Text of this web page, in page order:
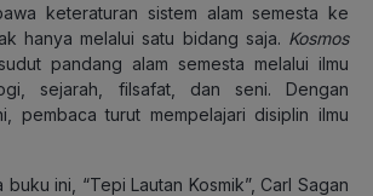
keteraturan sistem alam semesta ke
hanya melalui satu bidang saja. Kosmos
pandang alam semesta melalui ilmu
sejarah, filsafat, dan seni. Dengan
pembaca turut mempelajari disiplin ilmu
ini, “Tepi Lautan Kosmik”, Carl Sagan